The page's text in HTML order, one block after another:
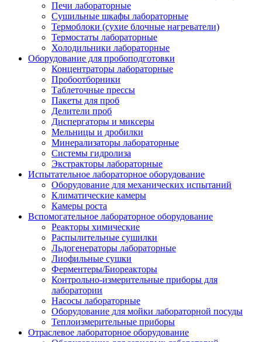
Печи лабораторные
Сушильные шкафы лабораторные
Термоблоки (сухие блочные нагреватели)
Термостаты лабораторные
Холодильники лабораторные
Оборудование для пробоподготовки
Концентраторы лабораторные
Пробоотборники
Таблеточные прессы
Пакеты для проб
Делители проб
Диспергаторы и миксеры
Мельницы и дробилки
Минерализаторы лабораторные
Системы гидролиза
Экстракторы лабораторные
Испытательное лабораторное оборудование
Оборудование для механических испытаний
Климатические камеры
Камеры роста
Вспомогательное лабораторное оборудование
Реакторы химические
Распылительные сушилки
Льдогенераторы лабораторные
Лиофильные сушки
Ферментеры/Биореакторы
Контрольно-измерительные приборы для
лаборатории
Насосы лабораторные
Оборудование для мойки лабораторной посуды
Теплоизмерительные приборы
Отраслевое лабораторное оборудование